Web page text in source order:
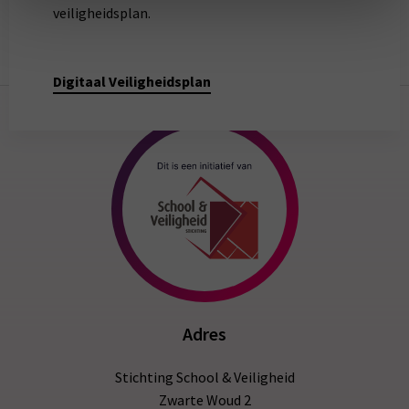
veiligheidsplan.
Digitaal Veiligheidsplan
Adres
Stichting School & Veiligheid
Zwarte Woud 2